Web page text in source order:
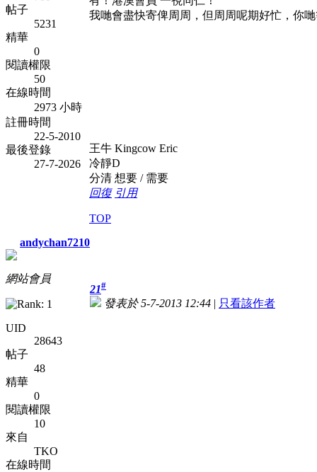
帖子
5231
精華
0
閱讀權限
50
在線時間
2973 小時
註冊時間
22-5-2010
最後登錄
27-7-2026
我哋會盡快寄俾周周，但周周呢期好忙，你
王牛 Kingcow Eric
冷靜D
分清 想要 / 需要
回復 引用
TOP
andychan7210
網站會員
UID
28643
帖子
48
精華
0
閱讀權限
10
來自
TKO
在線時間
21#
發表於 5-7-2013 12:44 | 只看該作者